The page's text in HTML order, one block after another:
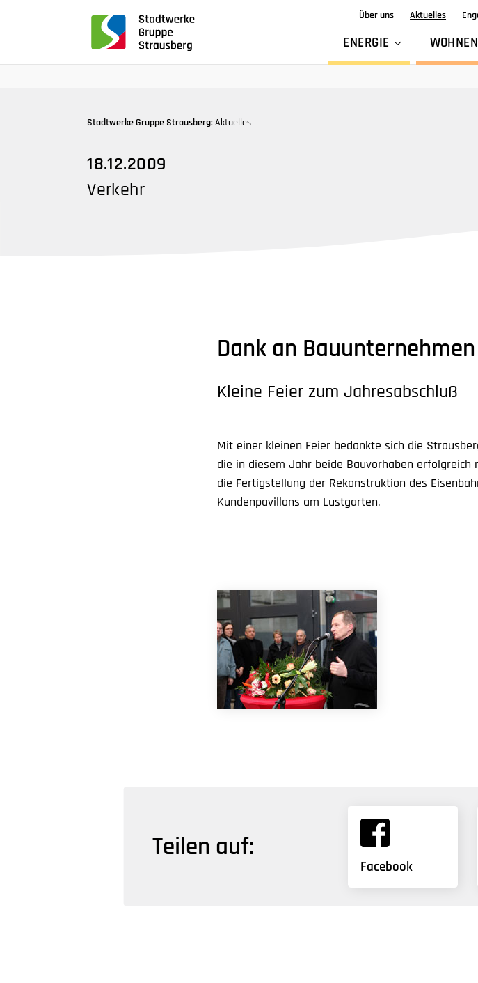
Navigation
Tabulatorentaste:
Über uns Aktuelles
ENERGIE WOHNEN
Stadtwerke Gruppe Strausberg:Aktuelles
18.12.2009
Verkehr
Dank an Bauunternehmen
Kleine Feier zum Jahresabschluß
Mit einer kleinen Feier bedankte sich die
die in diesem Jahr beide Bauvorhaben
die Fertigstellung der Rekonstruktion des
Kundenpavillons am Lustgarten.
Teilen auf:
Facebook